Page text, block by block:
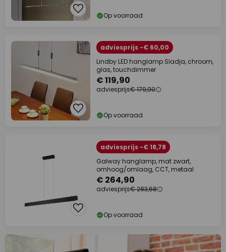
Op voorraad
adviesprijs -€ 60,00
Lindby LED hanglamp Sladja, chroom,
glas, touchdimmer
€ 119,90
adviesprijs€ 179,90
Op voorraad
adviesprijs -€ 18,78
Galway hanglamp, mat zwart,
omhoog/omlaag, CCT, metaal
€ 264,90
adviesprijs€ 283,68
Op voorraad